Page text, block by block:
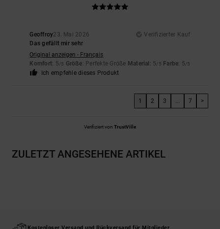
Geoffroy23. Mai 2026
Verifizierter Kauf
Das gefällt mir sehr
Original anzeigen - Français
Komfort: 5/5 Größe: Perfekte Größe Material : 5/5 Farbe: 5/5
Ich empfehle dieses Produkt
1 2 3 ... 7 >
Verifiziert von TrustVille
ZULETZT ANGESEHENE ARTIKEL